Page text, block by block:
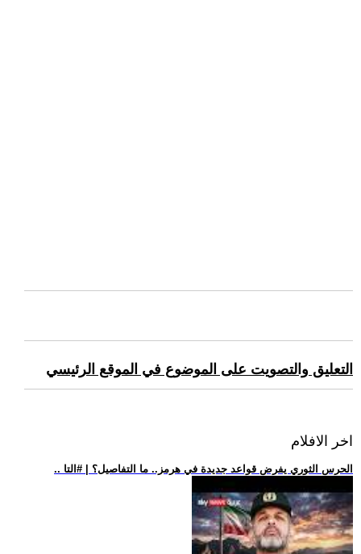
التعليق والتصويت على الموضوع في الموقع الرئيسي
اخر الافلام
.. الحرس الثوري يفرض قواعد جديدة في هرمز.. ما التفاصيل؟ | #التا